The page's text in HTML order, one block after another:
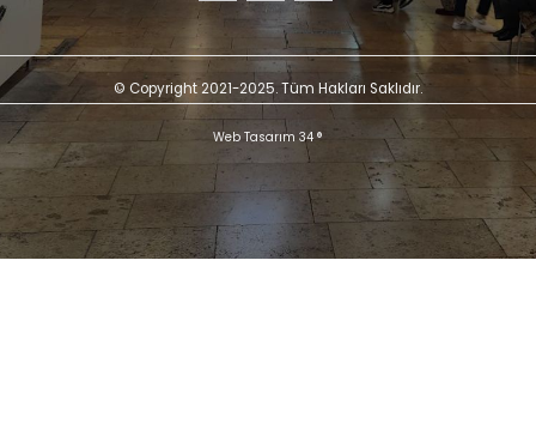
© Copyright 2021-2025. Tüm Hakları Saklıdır.
Web Tasarım 34 ®